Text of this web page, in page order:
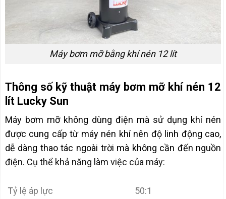
Máy bơm mỡ bằng khí nén 12 lít
Thông số kỹ thuật máy bơm mỡ khí nén 12
lít Lucky Sun
Máy bơm mỡ không dùng điện mà sử dụng khí nén
được cung cấp từ máy nén khí nên độ linh động cao,
dễ dàng thao tác ngoài trời mà không cần đến nguồn
điện. Cụ thể khả năng làm việc của máy:
Tỷ lệ áp lực 50:1